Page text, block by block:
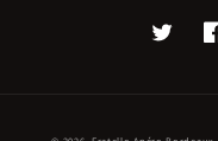
Twitter